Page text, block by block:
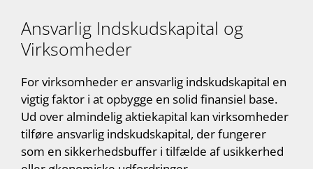
Ansvarlig Indskudskapital og
Virksomheder
For virksomheder er ansvarlig indskudskapital en
vigtig faktor i at opbygge en solid finansiel base.
Ud over almindelig aktiekapital kan virksomheder
tilføre ansvarlig indskudskapital, der fungerer
som en sikkerhedsbuffer i tilfælde af usikkerhed